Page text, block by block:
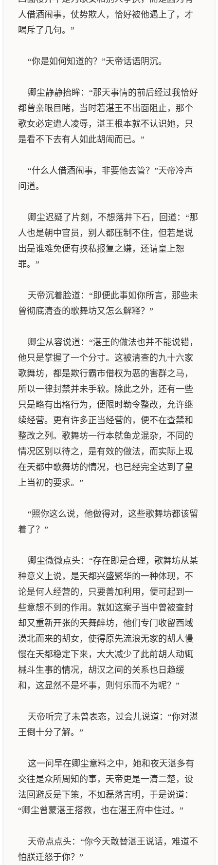
人借酒闹事，仗势欺人，恰好被他遇上了，才
喝斥了几句。”
“你是如何知道的？”天帝话语阴沉。
卿尘静静抬眸：“那天事情的前后经过我恰好
都曾亲眼目睹，当时若湛王不出面阻止，那个
歌女必定遭人凌辱，湛王根本就不认识她，只
是看不下去有人如此胡闹而已。”
“什么人借酒闹事，非要他去管？”天帝冷声
问道。
卿尘迟疑了片刻，不想落井下石，回道：“那
人也是朝中官员，别人都压制不住，但若是说
出是谁难免便有挟私报复之嫌，还请皇上恕
罪。”
天帝沉着脸道：“即便此事如你所言，那些未
曾彻底清查的歌舞坊又怎么解释？”
卿尘从容说道：“湛王的做法也并不能说错，
他只是掌握了一个分寸。这被清查的九十六家
歌舞坊，都是欺行霸市借权为恶的害群之马，
所以一律封禁并未手软。除此之外，还有一些
只是略有出格行为，便限时勒令整改，允许继
续经营。更有许多正当经营的，便不在查禁和
整改之列。歌舞坊一行本就鱼龙混杂，不同的
情况区别以待之，是有效的做法，而实际上现
在天都中歌舞坊的情况，也已经完全达到了皇
上当初的要求。”
“照你这么说，他做得对，这些歌舞坊都该留
着了？”
卿尘微微点头：“存在即是合理，歌舞坊从某
种意义上说，是天都兴盛繁华的一种体现，不
论是何人经营的，只要善加利用，便可起到一
些意想不到的作用。就如这案子当中曾被查封
却又重新开张的天舞醉坊，他们专门收留西域
漠北而来的胡女，使得原先流浪无家的胡人慢
慢在天都稳定下来，大大减少了此前胡人动辄
械斗生事的情况，胡汉之间的关系也日趋缓
和，这显然不是坏事，则何乐而不为呢？”
天帝听完了未曾表态，过会儿说道：“你对湛
王倒十分了解。”
这一问早在卿尘意料之中，她和夜天湛多有
交往是众所周知的事，天帝更是一清二楚，设
法回避反是下策，不如磊落言明，于是说道：
“卿尘曾蒙湛王搭救，也在湛王府中住过。”
天帝点点头：“你今天敢替湛王说话，难道不
怕朕迁怒于你？”